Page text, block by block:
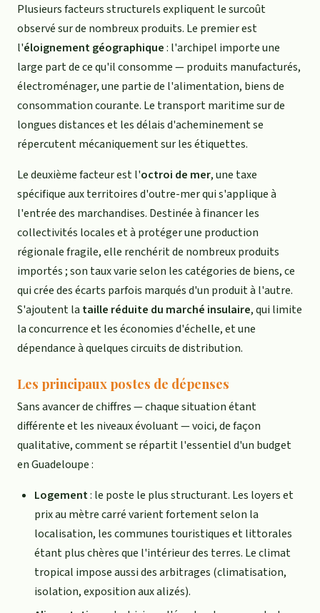
Plusieurs facteurs structurels expliquent le surcoût
observé sur de nombreux produits. Le premier est
l'éloignement géographique: l'archipel importe une
large part de ce qu'il consomme — produits manufacturés,
électroménager, une partie de l'alimentation, biens de
consommation courante. Le transport maritime sur de
longues distances et les délais d'acheminement se
répercutent mécaniquement sur les étiquettes.
Le deuxième facteur est l'octroi de mer, une taxe
spécifique aux territoires d'outre-mer qui s'applique à
l'entrée des marchandises. Destinée à financer les
collectivités locales et à protéger une production
régionale fragile, elle renchérit de nombreux produits
importés ; son taux varie selon les catégories de biens, ce
qui crée des écarts parfois marqués d'un produit à l'autre.
S'ajoutent la taille réduite du marché insulaire, qui limite
la concurrence et les économies d'échelle, et une
dépendance à quelques circuits de distribution.
Les principaux postes de dépenses
Sans avancer de chiffres — chaque situation étant
différente et les niveaux évoluant — voici, de façon
qualitative, comment se répartit l'essentiel d'un budget
en Guadeloupe :
Logement: le poste le plus structurant. Les loyers et
prix au mètre carré varient fortement selon la
localisation, les communes touristiques et littorales
étant plus chères que l'intérieur des terres. Le climat
tropical impose aussi des arbitrages (climatisation,
isolation, exposition aux alizés).